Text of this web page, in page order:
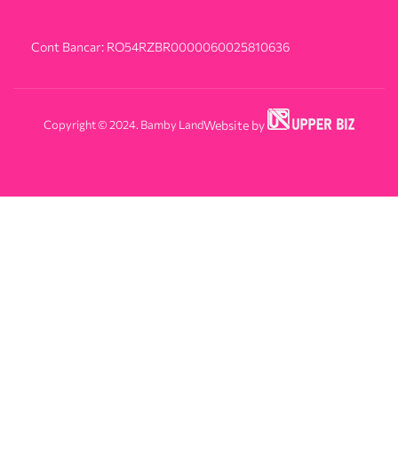
Cont Bancar: RO54RZBR0000060025810636
Copyright © 2024. Bamby LandWebsite by